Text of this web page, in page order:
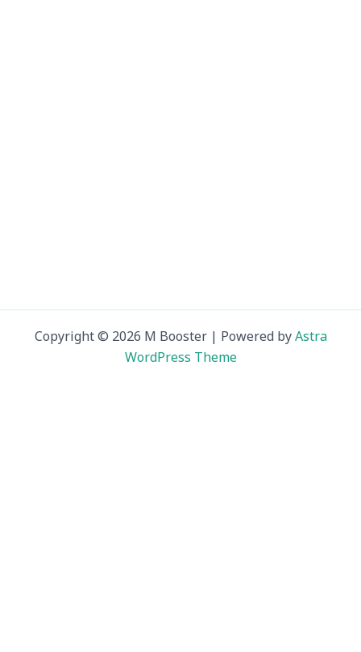
Copyright © 2026 M Booster | Powered byAstra
WordPress Theme